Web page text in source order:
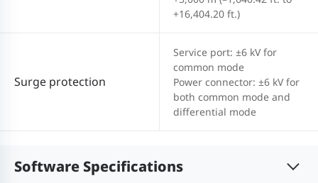
+16,404.20 ft.)
Surge protection
Service port: ±6 kV for
common mode
Power connector: ±6 kV for
both common mode and
differential mode
Software Specifications